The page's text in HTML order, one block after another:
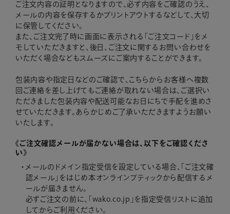
ご注文内容の証明となりますので、必ず内容をご確認のうえ、
メールの内容を保存するかプリントアウトするなどして、大切
に保管してください。
また、ご注文完了時に画面に表示される「ご注文コード」をメ
モしていただきますと、後日、ご注文に関するお問い合わせを
いただく場合などもスムーズにご案内することができます。
包装内容や指定日などのご確認で、こちらからお客様へ複数
回ご連絡を差し上げてもご連絡が取れない場合は、ご選択い
ただきました包装内容や配送可能なお日にちで手配を進めさ
せていただきます。あらかじめご了承いただきますようお願い
いたします。
《ご注文確認メールが届かない場合は、以下をご確認くださ
い》
メールのドメイン指定受信を設定している場合、「ご注文確
認メール」をはじめ本オンラインブティックから配信するメ
ールが届きません。
必ずご注文の前に、「wako.co.jp」を指定受信リストに追加
してからご利用ください。